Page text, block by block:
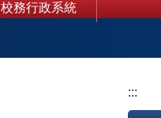
校務行政系統
:::